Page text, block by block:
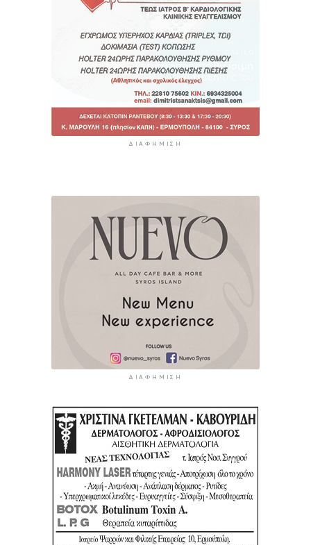
ΔΙΑΦΉΜΙΣΗ
ΔΙΑΦΉΜΙΣΗ